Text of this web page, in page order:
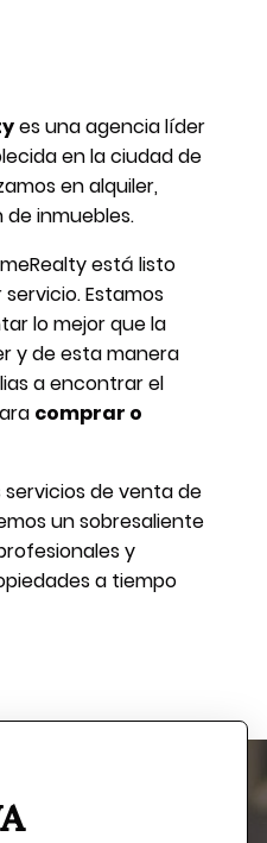
es una agencia líder
en la ciudad de
en alquiler,
inmuebles.
está listo
Estamos
lo mejor que la
y de esta manera
a encontrar el
comprar o
de venta de
un sobresaliente
y
a tiempo